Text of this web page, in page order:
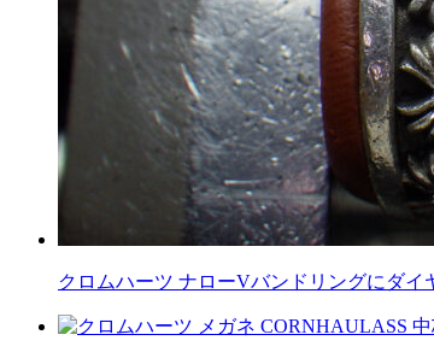
クロムハーツ ナローVバンドリングにダイ